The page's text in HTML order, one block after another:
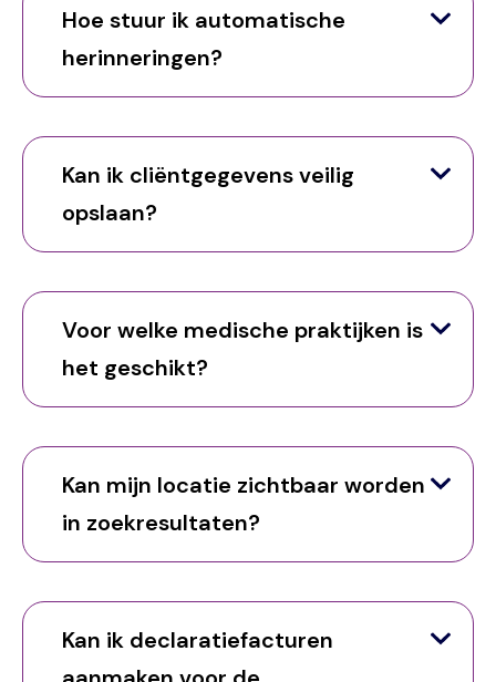
Hoe stuur ik automatische
herinneringen?
Kan ik cliëntgegevens veilig
opslaan?
Voor welke medische praktijken is
het geschikt?
Kan mijn locatie zichtbaar worden
in zoekresultaten?
Kan ik declaratiefacturen